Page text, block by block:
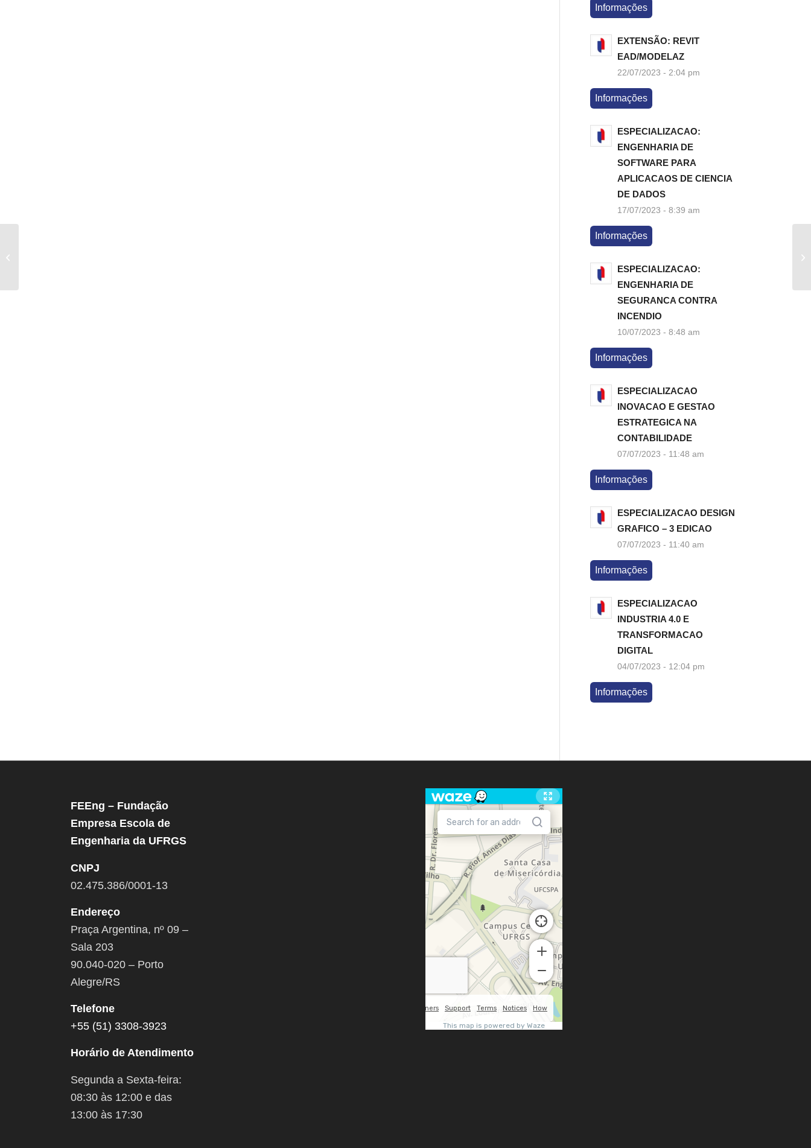
Informações
EXTENSÃO: REVIT
EAD/MODELAZ
22/07/2023 - 2:04 pm
Informações
ESPECIALIZACAO:
ENGENHARIA DE
SOFTWARE PARA
APLICACAOS DE CIENCIA
DE DADOS
17/07/2023 - 8:39 am
Informações
ESPECIALIZACAO:
ENGENHARIA DE
SEGURANCA CONTRA
INCENDIO
10/07/2023 - 8:48 am
Informações
ESPECIALIZACAO
INOVACAO E GESTAO
ESTRATEGICA NA
CONTABILIDADE
07/07/2023 - 11:48 am
Informações
ESPECIALIZACAO DESIGN
GRAFICO – 3 EDICAO
07/07/2023 - 11:40 am
Informações
ESPECIALIZACAO
INDUSTRIA 4.0 E
TRANSFORMACAO
DIGITAL
04/07/2023 - 12:04 pm
Informações
FEEng – Fundação
Empresa Escola de
Engenharia da UFRGS
CNPJ
02.475.386/0001-13
Endereço
Praça Argentina, nº 09 –
Sala 203
90.040-020 – Porto
Alegre/RS
Telefone
+55 (51) 3308-3923
Horário de Atendimento
Segunda a Sexta-feira:
08:30 às 12:00 e das
13:00 às 17:30